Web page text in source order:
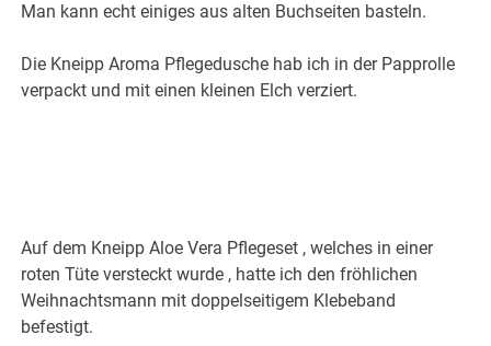
Man kann echt einiges aus alten Buchseiten basteln.
Die Kneipp Aroma Pflegedusche hab ich in der Papprolle
verpackt und mit einen kleinen Elch verziert.
Auf dem Kneipp Aloe Vera Pflegeset , welches in einer
roten Tüte versteckt wurde , hatte ich den fröhlichen
Weihnachtsmann mit doppelseitigem Klebeband
befestigt.